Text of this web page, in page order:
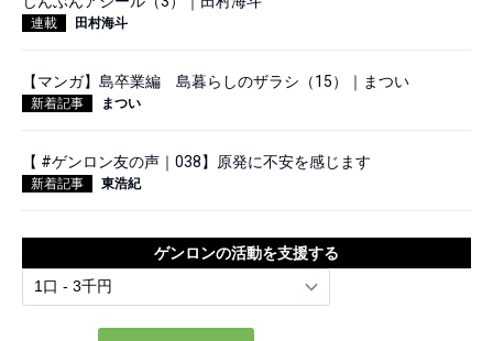
連載 田村海斗
【マンガ】島卒業編 島暮らしのザラシ（15）｜まつい
新着記事 まつい
【 #ゲンロン友の声｜038】原発に不安を感じます
新着記事 東浩紀
ゲンロンの活動を支援する